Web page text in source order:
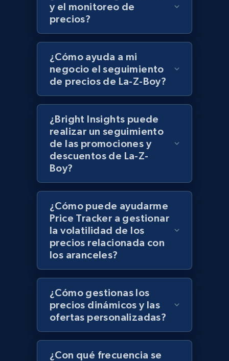
URL, Product id, Title, Product description,
Rating, Reviews count, Initial price, Discount,
and more.
1.3K+ 175+ Comenzar ahora
Zara - Products
Category id, Product id, Product name, Price,
Currency, Colour code, Colour, Description, and
1.2K+ 208+ Comenzar ahora
Zara - Products - discovery by category url
Category id, Product id, Product name, Price,
Currency, Colour code, Colour, Description, and
more.
1.2K+ 208+ Comenzar ahora
Best Buy products
y el monitoreo de
precios?
¿Cómo ayuda a mi
negocio el seguimiento
de precios de La-Z-Boy?
¿Bright Insights puede
realizar un seguimiento
de las promociones y
descuentos de La-Z-
Boy?
¿Cómo puede ayudarme
Price Tracker a gestionar
la volatilidad de los
precios relacionada con
los aranceles?
¿Cómo gestionas los
precios dinámicos y las
ofertas personalizadas?
¿Con qué frecuencia se